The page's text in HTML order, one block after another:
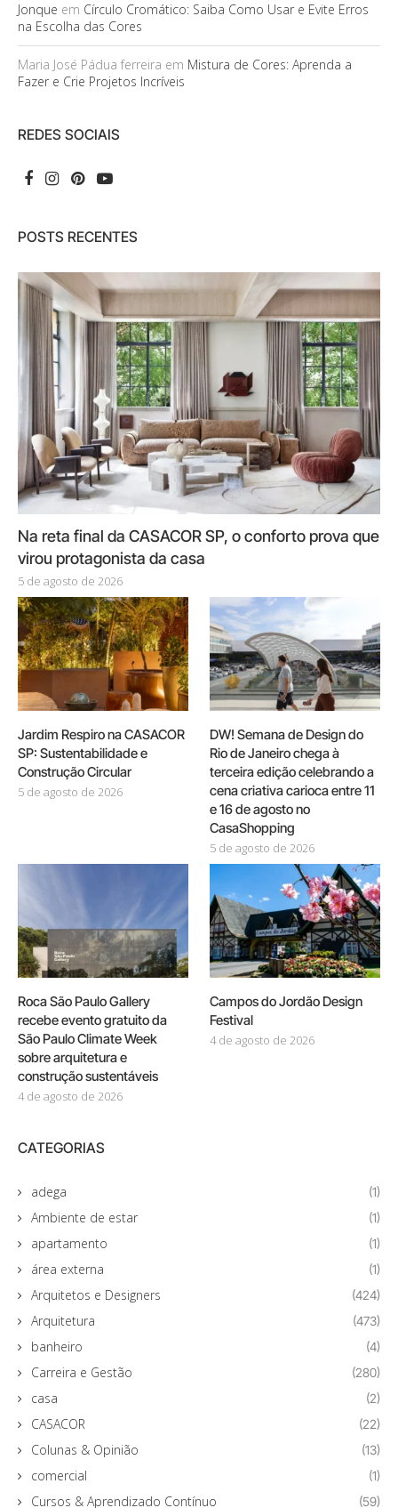
Jonque em Círculo Cromático: Saiba Como Usar e Evite Erros
na Escolha das Cores
Maria José Pádua ferreira em Mistura de Cores: Aprenda a
Fazer e Crie Projetos Incríveis
REDES SOCIAIS
POSTS RECENTES
Na reta final da CASACOR SP, o conforto prova que
virou protagonista da casa
5 de agosto de 2026
Jardim Respiro na CASACOR
SP: Sustentabilidade e
Construção Circular
5 de agosto de 2026
DW! Semana de Design do
Rio de Janeiro chega à
terceira edição celebrando a
cena criativa carioca entre 11
e 16 de agosto no
CasaShopping
5 de agosto de 2026
Roca São Paulo Gallery
recebe evento gratuito da
São Paulo Climate Week
sobre arquitetura e
construção sustentáveis
4 de agosto de 2026
Campos do Jordão Design
Festival
4 de agosto de 2026
CATEGORIAS
adega (1)
Ambiente de estar (1)
apartamento (1)
área externa (1)
Arquitetos e Designers (424)
Arquitetura (473)
banheiro (4)
Carreira e Gestão (280)
casa (2)
CASACOR (22)
Colunas & Opinião (13)
comercial (1)
Cursos & Aprendizado Contínuo (59)